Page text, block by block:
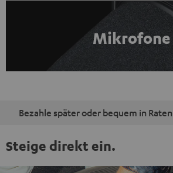
Mikrofone
Bezahle später oder bequem in Raten
Steige direkt ein.